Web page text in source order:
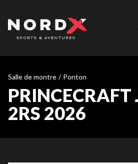
Salle de montre / Ponton
2RS 2026